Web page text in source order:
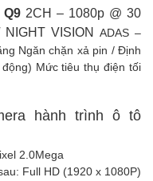
2CH – 1080p @ 30
VISION ADAS –
Ngăn chặn xả pin / Định
Mức tiêu thụ điện tối
hành trình ô tô
2.0Mega
Full HD (1920 x 1080P)